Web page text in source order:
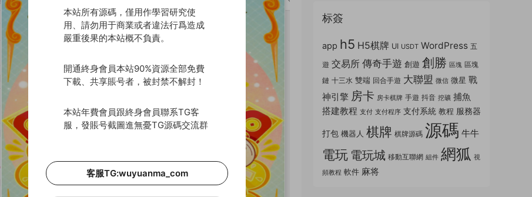
标簽
app h5 H5棋牌 UI USDT WordPress 五
遊 交易所 傳奇手遊 創遊 創勝 區塊 區塊
鏈 十三水 雙端 回合手遊 大聯盟 微信 微星 戰
神引擎 房卡 房卡棋牌 手遊 抖音 挖礦 捕魚
搭建教程 支付 支付程序 支付系統 教程 服務器
打包 機器人 棋牌 棋牌源碼 源碼 牛牛
電玩 電玩城 移動互聯網 組件 網狐 視
頻教程 軟件 麻将
本站所有源碼，僅用作學習研究使
用、請勿用于商業或者違法行爲造成
嚴重後果的本站概不負責。
開通終身會員本站90%資源全部免費
下載、共享賬号者，被封禁不解封！
本站年費會員跟終身會員聯系TG客
服，發賬号截圖進無憂TG源碼交流群
客服TG:wuyuanma_com